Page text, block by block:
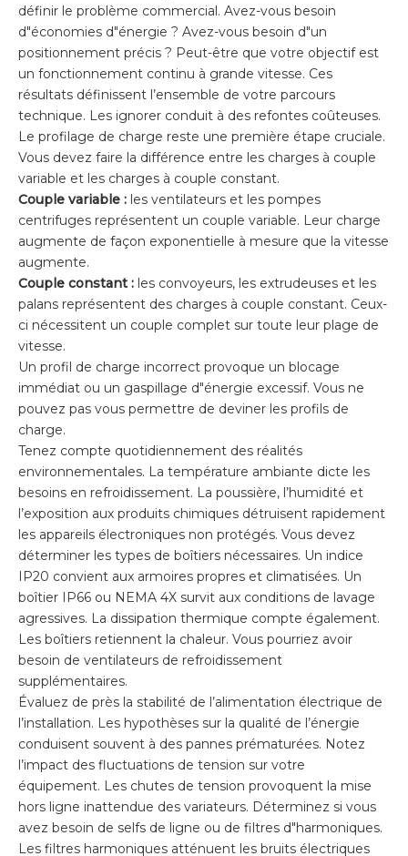
définir le problème commercial. Avez-vous besoin
d"économies d"énergie ? Avez-vous besoin d"un
positionnement précis ? Peut-être que votre objectif est
un fonctionnement continu à grande vitesse. Ces
résultats définissent l’ensemble de votre parcours
technique. Les ignorer conduit à des refontes coûteuses.
Le profilage de charge reste une première étape cruciale.
Vous devez faire la différence entre les charges à couple
variable et les charges à couple constant.
Couple variable : les ventilateurs et les pompes
centrifuges représentent un couple variable. Leur charge
augmente de façon exponentielle à mesure que la vitesse
augmente.
Couple constant : les convoyeurs, les extrudeuses et les
palans représentent des charges à couple constant. Ceux-
ci nécessitent un couple complet sur toute leur plage de
vitesse.
Un profil de charge incorrect provoque un blocage
immédiat ou un gaspillage d"énergie excessif. Vous ne
pouvez pas vous permettre de deviner les profils de
charge.
Tenez compte quotidiennement des réalités
environnementales. La température ambiante dicte les
besoins en refroidissement. La poussière, l’humidité et
l’exposition aux produits chimiques détruisent rapidement
les appareils électroniques non protégés. Vous devez
déterminer les types de boîtiers nécessaires. Un indice
IP20 convient aux armoires propres et climatisées. Un
boîtier IP66 ou NEMA 4X survit aux conditions de lavage
agressives. La dissipation thermique compte également.
Les boîtiers retiennent la chaleur. Vous pourriez avoir
besoin de ventilateurs de refroidissement
supplémentaires.
Évaluez de près la stabilité de l’alimentation électrique de
l’installation. Les hypothèses sur la qualité de l’énergie
conduisent souvent à des pannes prématurées. Notez
l’impact des fluctuations de tension sur votre
équipement. Les chutes de tension provoquent la mise
hors ligne inattendue des variateurs. Déterminez si vous
avez besoin de selfs de ligne ou de filtres d"harmoniques.
Les filtres harmoniques atténuent les bruits électriques